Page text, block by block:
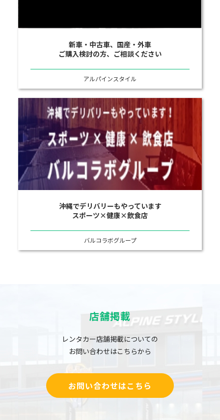
新車・中古車、国産・外車
ご購入検討の方、ご相談ください
アルパインスタイル
沖縄でデリバリーもやっています
スポーツ×健康×飲食店
バルコラボグループ
店舗掲載
レンタカー店舗掲載についての
お問い合わせはこちらから
お問い合わせはこちら